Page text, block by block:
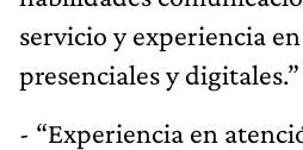
servicio y experiencia
presenciales y digitales.”
- “Experiencia en